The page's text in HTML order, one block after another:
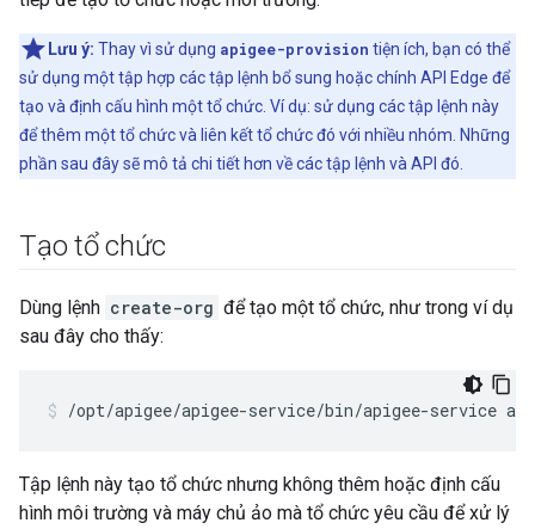
Lưu ý: Thay vì sử dụng apigee-provision tiện ích, bạn có thể
sử dụng một tập hợp các tập lệnh bổ sung hoặc chính API Edge để
tạo và định cấu hình một tổ chức. Ví dụ: sử dụng các tập lệnh này
để thêm một tổ chức và liên kết tổ chức đó với nhiều nhóm. Những
phần sau đây sẽ mô tả chi tiết hơn về các tập lệnh và API đó.
Tạo tổ chức
Dùng lệnh create-org để tạo một tổ chức, như trong ví dụ
sau đây cho thấy:
/opt/apigee/apigee-service/bin/apigee-service
Tập lệnh này tạo tổ chức nhưng không thêm hoặc định cấu
hình môi trường và máy chủ ảo mà tổ chức yêu cầu để xử lý